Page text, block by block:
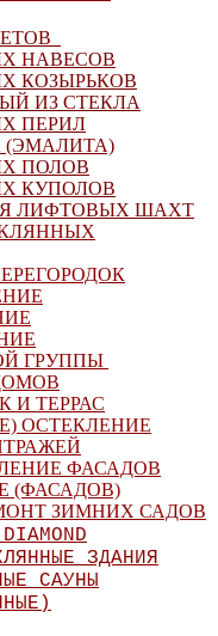
НАВЕСОВ
КОЗЫРЬКОВ
ИЗ СТЕКЛА
ПЕРИЛ
ПОЛОВ
КУПОЛОВ
ЛИФТОВЫХ ШАХТ
ГРУППЫ
И ТЕРРАС
ОСТЕКЛЕНИЕ
ФАСАДОВ
(ФАСАДОВ)
ЗИМНИХ САДОВ
ЗДАНИЯ
САУНЫ